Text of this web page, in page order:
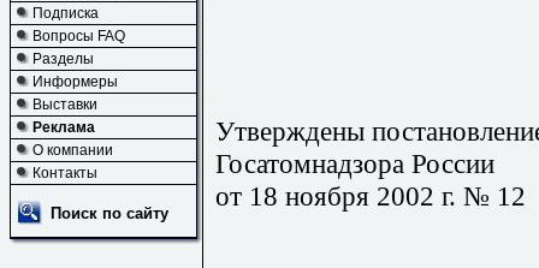
Подписка
Вопросы FAQ
Разделы
Информеры
Выставки
Реклама
О компании
Контакты
Поиск по сайту
Утверждены
Госатомнадзора России
от 18 ноября 2002 г. № 12